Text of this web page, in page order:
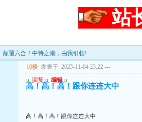
站
颠覆六合！中特之潮，由我引领!
10楼 发表于: 2025-11-04 23:22 ---
u 回复 u 编辑 u
高！高！高！跟你连连大中
高！高！高！跟你连连大中